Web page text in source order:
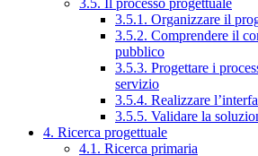
3.5. Il processo progettuale
3.5.1. Organizzare il
3.5.2. Comprendere il
pubblico
3.5.3. Progettare i
servizio
3.5.4. Realizzare
3.5.5. Validare la
4. Ricerca progettuale
4.1. Ricerca primaria